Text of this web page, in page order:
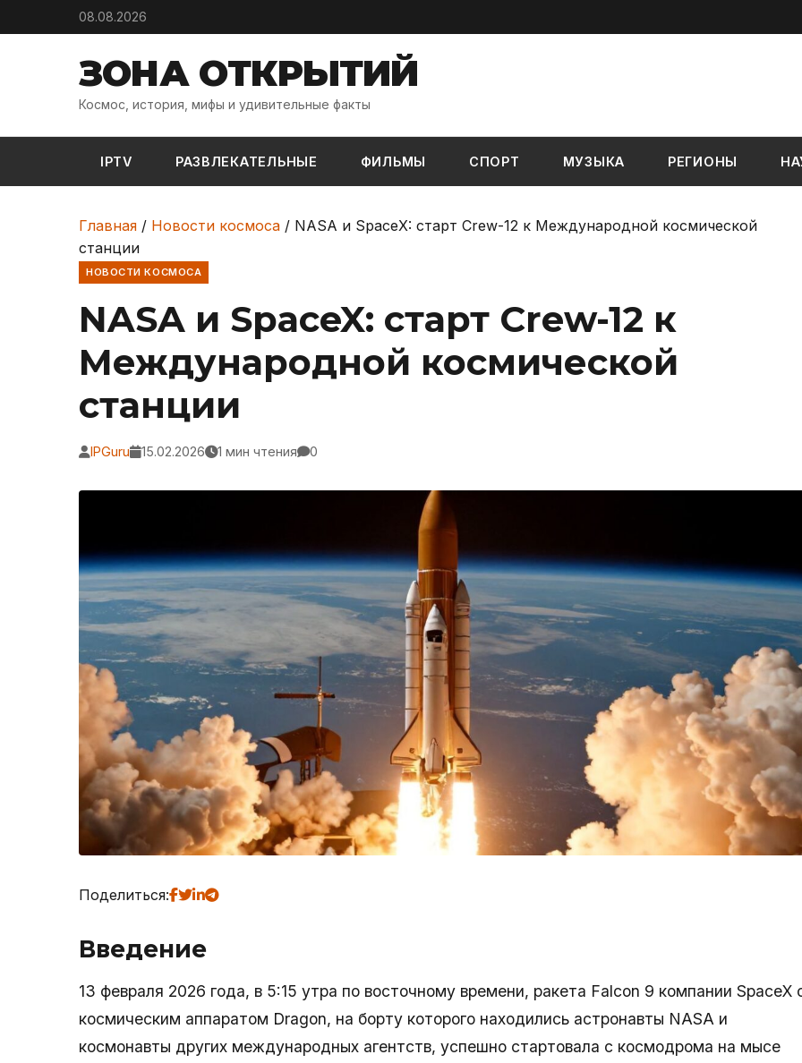
Skip to content08.08.2026
ЗОНА ОТКРЫТИЙ
Космос, история, мифы и удивительные факты
IPTV РАЗВЛЕКАТЕЛЬНЫЕ ФИЛЬМЫ СПОРТ МУЗЫКА РЕГИОНЫ
Главная / Новости космоса / NASA и SpaceX: старт Crew-12 к Международной космической
станции
НОВОСТИ КОСМОСА
NASA и SpaceX: старт Crew-12 к
Международной космической
станции
IPGuru 15.02.2026 1 мин чтения 0
Поделиться:
Введение
13 февраля 2026 года, в 5:15 утра по восточному времени, ракета Falcon 9 компании SpaceX
космическим аппаратом Dragon, на борту которого находились астронавты NASA и
космонавты других международных агентств, успешно стартовала с космодрома на мысе